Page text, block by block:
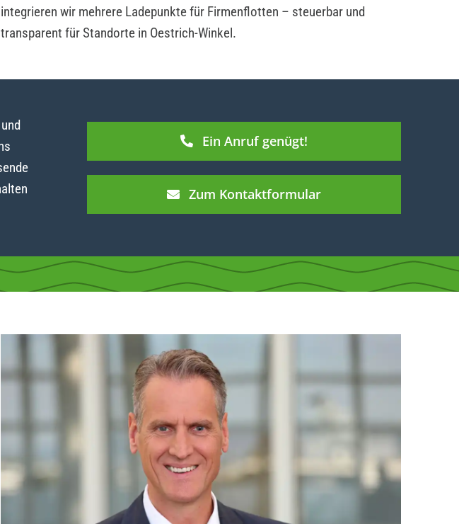
integrieren wir mehrere Ladepunkte für Firmenflotten – steuerbar und
transparent für Standorte in Oestrich-Winkel.
Ein Anruf genügt!
Zum Kontaktformular